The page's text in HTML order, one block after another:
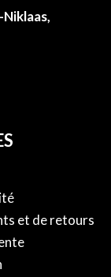
et de retours